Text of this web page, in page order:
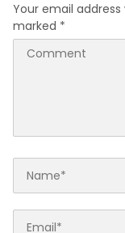
Your email
marked *